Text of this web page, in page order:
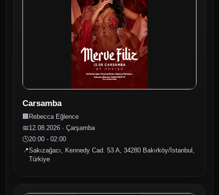
kanalımıza abone olup
videomuzu beğenirseniz
çok seviniriz! 👇 📞
Rezervasyon ve İletişim:
05452032008
#RebeccaEğlence
#YeniNesilMeyhane
#GeceHayatı #Eğlence
#TürkçePop #Meyhane
Carsamba
🏢Rebecca Eğlence
📅12.08.2026 · Çarşamba
🕒20:00 - 02:00
📍Sakızağacı, Kennedy Cad. 53 A, 34280 Bakırköy/İstanbul,
Türkiye